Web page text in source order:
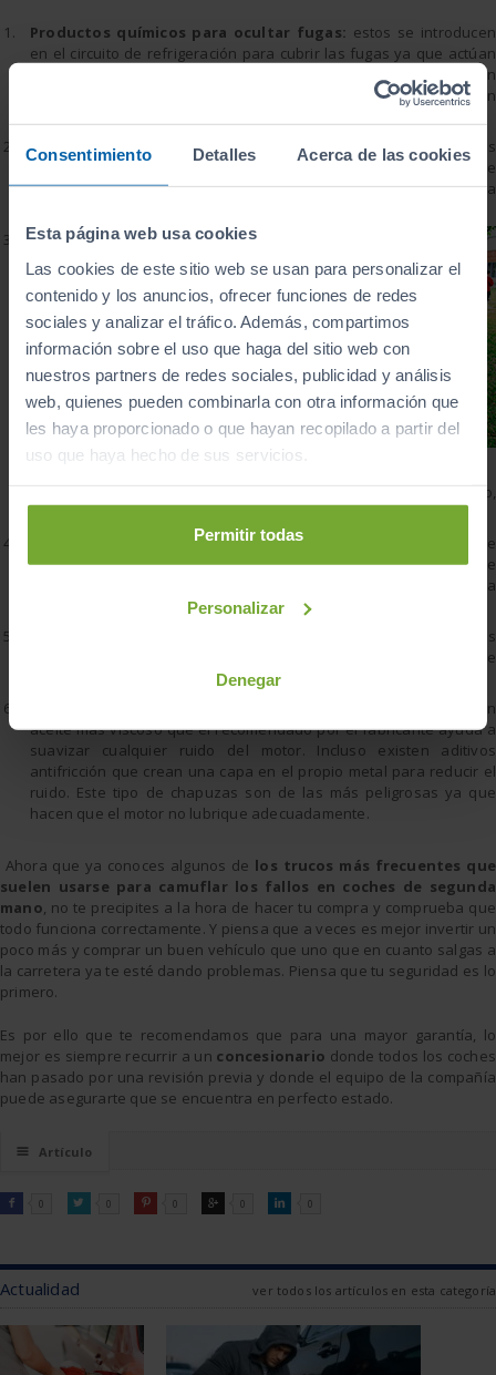
Consentimiento Detalles Acerca de las cookies
Esta página web usa cookies
Las cookies de este sitio web se usan para personalizar el
contenido y los anuncios, ofrecer funciones de redes
sociales y analizar el tráfico. Además, compartimos
información sobre el uso que haga del sitio web con
nuestros partners de redes sociales, publicidad y análisis
web, quienes pueden combinarla con otra información que
les haya proporcionado o que hayan recopilado a partir del
uso que haya hecho de sus servicios.
Permitir todas
Personalizar
Denegar
Productos químicos para ocultar fugas: estos se introducen
en el circuito de refrigeración para cubrir las fugas ya que actúan
taponándolas. El problemas es que, como es normal, acaban
reproduciéndose y dando lugar a obstrucciones en la circulación
Cinta aislante para las averías:
este truco es usado por muchos
para tapar los indicadores del cuadro de mandos que alertan de
alguna avería. Otros, “más sofisticados” directamente quitan la
Pintura en
golpes:otro
aliado del
camuflaje suele
ser aplicar un
poco de
o disolvente
para ocultarlos.
El problema es
que con el
haciéndose visibles. Para detectarlos, aunque es complicado,
Aditivos en el cambio:en el caso de los engranajes y cajas de
cambios viejas que producen ruidos desagradables que avisan de
que algo no va bien, es frecuente usar aditivos antifricción para
suavizar el ruido y el manejo.
otro truco es rellenar los golpes
con masilla en lugar de realizar los martilleados y soldaduras que
requiere este tipo de arreglo.
usar un
aceite más viscoso que el recomendado por el fabricante ayuda a
suavizar cualquier ruido del motor. Incluso existen aditivos
antifricción que crean una capa en el propio metal para reducir el
ruido. Este tipo de chapuzas son de las más peligrosas ya que
hacen que el motor no lubrique adecuadamente.
Ahora que ya conoces algunos de los trucos más frecuentes que
suelen usarse para camuflar los fallos en coches de segunda
mano , no te precipites a la hora de hacer tu compra y comprueba que
todo funciona correctamente. Y piensa que a veces es mejor invertir un
poco más y comprar un buen vehículo que uno que en cuanto salgas a
la carretera ya te esté dando problemas. Piensa que tu seguridad es lo
primero.
Es por ello que te recomendamos que para una mayor garantía, lo
mejor es siempre recurrir a un concesionario donde todos los coches
han pasado por una revisión previa y donde el equipo de la compañía
puede asegurarte que se encuentra en perfecto estado.
☰ Artículo

FACEBOOK
0 
TWITTER0 
PINTEREST
0 
GOOGLE0 
LINKEDIN
0
Actualidad ver todos los artículos en esta categoría